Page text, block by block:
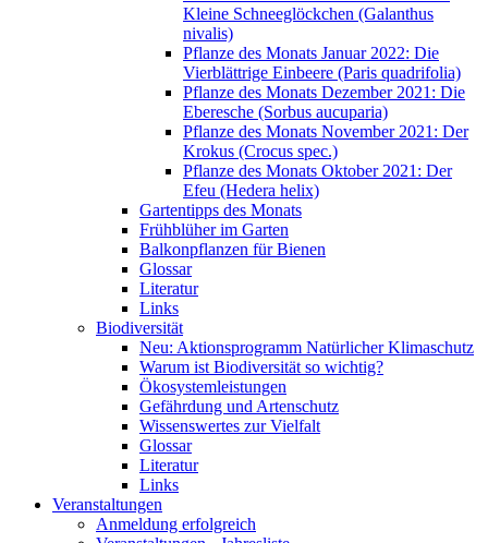
Kleine Schneeglöckchen (Galanthus
nivalis)
Pflanze des Monats Januar 2022: Die
Vierblättrige Einbeere (Paris quadrifolia)
Pflanze des Monats Dezember 2021: Die
Eberesche (Sorbus aucuparia)
Pflanze des Monats November 2021: Der
Krokus (Crocus spec.)
Pflanze des Monats Oktober 2021: Der
Efeu (Hedera helix)
Gartentipps des Monats
Frühblüher im Garten
Balkonpflanzen für Bienen
Glossar
Literatur
Links
Biodiversität
Neu: Aktionsprogramm Natürlicher Klimaschutz
Warum ist Biodiversität so wichtig?
Ökosystemleistungen
Gefährdung und Artenschutz
Wissenswertes zur Vielfalt
Glossar
Literatur
Links
Veranstaltungen
Anmeldung erfolgreich